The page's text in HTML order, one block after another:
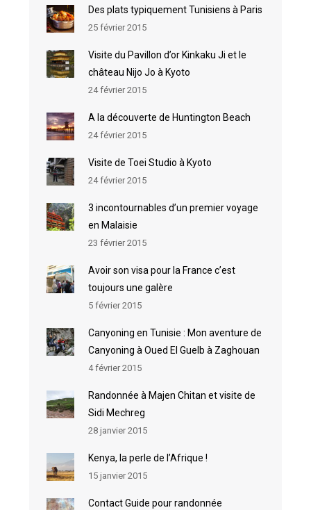
Des plats typiquement Tunisiens à Paris
25 février 2015
Visite du Pavillon d’or Kinkaku Ji et le
château Nijo Jo à Kyoto
24 février 2015
A la découverte de Huntington Beach
24 février 2015
Visite de Toei Studio à Kyoto
24 février 2015
3 incontournables d’un premier voyage
en Malaisie
23 février 2015
Avoir son visa pour la France c’est
toujours une galère
5 février 2015
Canyoning en Tunisie : Mon aventure de
Canyoning à Oued El Guelb à Zaghouan
4 février 2015
Randonnée à Majen Chitan et visite de
Sidi Mechreg
28 janvier 2015
Kenya, la perle de l’Afrique !
15 janvier 2015
Contact Guide pour randonnée